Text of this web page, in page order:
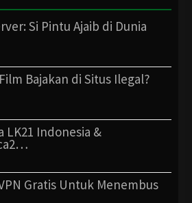
Si Pintu Ajaib di Dunia
Bajakan di Situs Ilegal?
LK21 Indonesia &
Gratis Untuk Menembus